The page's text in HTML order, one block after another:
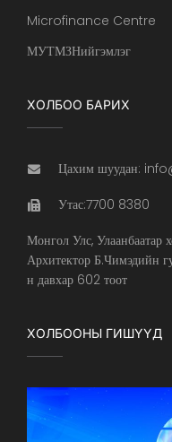
Microfinance Centre
МУТМЗНийгэмлэг
ХОЛБОО БАРИХ
Цахим шуудан:
Утас:7700 8380
Монгол Улс, Улаанбаатар
Архитектор Б.Чимэдийн
н давхар 602 тоот
ХОЛБООНЫ ГИШҮҮД